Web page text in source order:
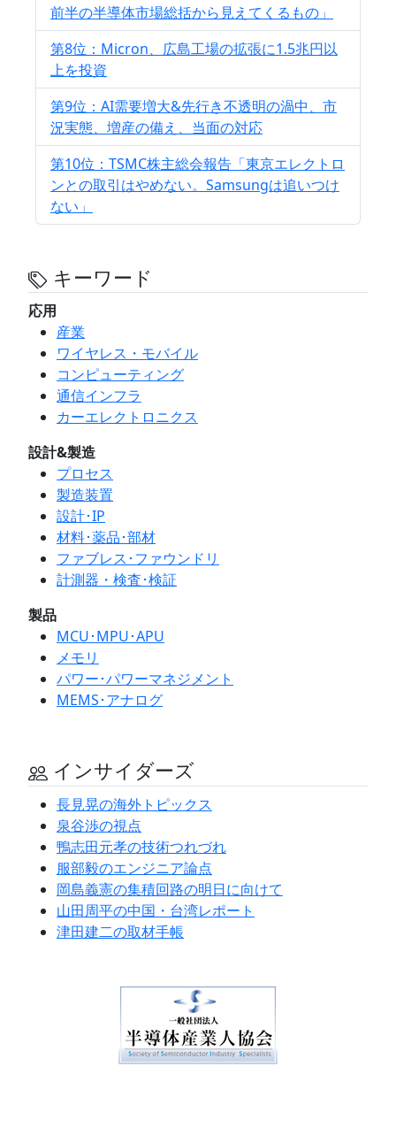
前半の半導体市場総括から見えてくるもの」
第8位：Micron、広島工場の拡張に1.5兆円以
上を投資
第9位：AI需要増大&先行き不透明の渦中、市
況実態、増産の備え、当面の対応
第10位：TSMC株主総会報告「東京エレクトロ
ンとの取引はやめない。Samsungは追いつけ
ない」
キーワード
応用
産業
ワイヤレス・モバイル
コンピューティング
通信インフラ
カーエレクトロニクス
設計&製造
プロセス
製造装置
設計･IP
材料･薬品･部材
ファブレス･ファウンドリ
計測器・検査･検証
製品
MCU･MPU･APU
メモリ
パワー･パワーマネジメント
MEMS･アナログ
インサイダーズ
長見晃の海外トピックス
泉谷渉の視点
鴨志田元孝の技術つれづれ
服部毅のエンジニア論点
岡島義憲の集積回路の明日に向けて
山田周平の中国・台湾レポート
津田建二の取材手帳